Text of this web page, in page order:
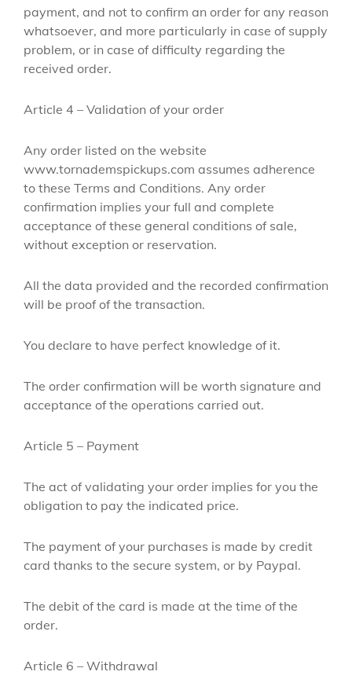
payment, and not to confirm an order for any reason
whatsoever, and more particularly in case of supply
problem, or in case of difficulty regarding the
received order.
Article 4 – Validation of your order
Any order listed on the website
www.tornademspickups.com assumes adherence
to these Terms and Conditions. Any order
confirmation implies your full and complete
acceptance of these general conditions of sale,
without exception or reservation.
All the data provided and the recorded confirmation
will be proof of the transaction.
You declare to have perfect knowledge of it.
The order confirmation will be worth signature and
acceptance of the operations carried out.
Article 5 – Payment
The act of validating your order implies for you the
obligation to pay the indicated price.
The payment of your purchases is made by credit
card thanks to the secure system, or by Paypal.
The debit of the card is made at the time of the
order.
Article 6 – Withdrawal